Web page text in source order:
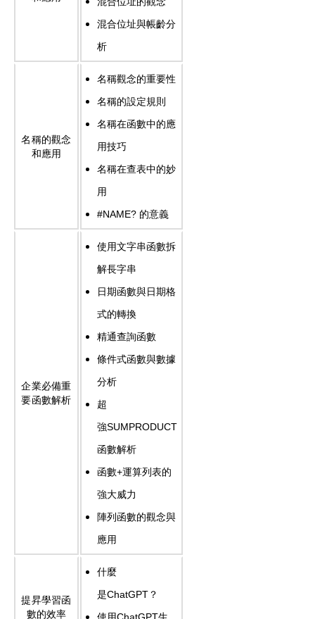
混合位址與帳齡分
析
名稱的觀念
和應用
名稱觀念的重要性
名稱的設定規則
名稱在函數中的應
用技巧
名稱在查表中的妙
用
#NAME? 的意義
企業必備重
要函數解析
使用文字串函數拆
解長字串
日期函數與日期格
式的轉換
精通查詢函數
條件式函數與數據
分析
超
強SUMPRODUCT
函數解析
函數+運算列表的
強大威力
陣列函數的觀念與
應用
提昇學習函
數的效率
什麼
是ChatGPT ？